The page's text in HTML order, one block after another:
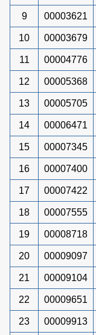
9 00003621
10 00003679
11 00004776
12 00005368
13 00005705
14 00006471
15 00007345
16 00007400
17 00007422
18 00007555
19 00008718
20 00009097
21 00009104
22 00009651
23 00009913